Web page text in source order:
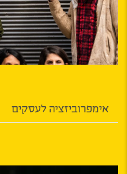
אימפרוביזציה לעסקים